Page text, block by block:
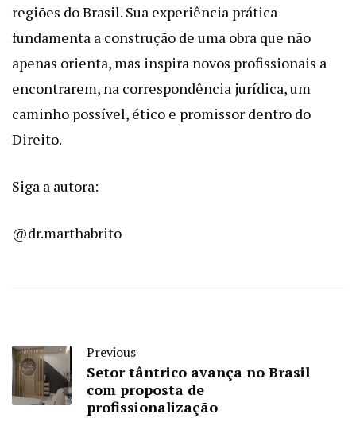
regiões do Brasil. Sua experiência prática
fundamenta a construção de uma obra que não
apenas orienta, mas inspira novos profissionais a
encontrarem, na correspondência jurídica, um
caminho possível, ético e promissor dentro do
Direito.
Siga a autora:
@dr.marthabrito
Previous
Setor tântrico avança no Brasil
com proposta de
profissionalização